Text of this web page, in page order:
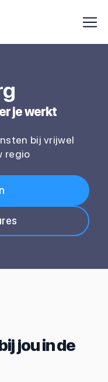
je werkt
bij vrijwel
regio
jou in de